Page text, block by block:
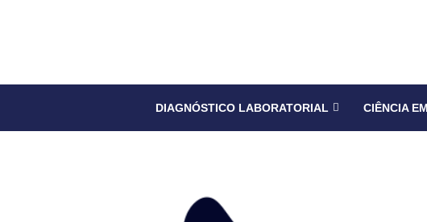
DIAGNÓSTICO LABORATORIAL CIÊNCIA